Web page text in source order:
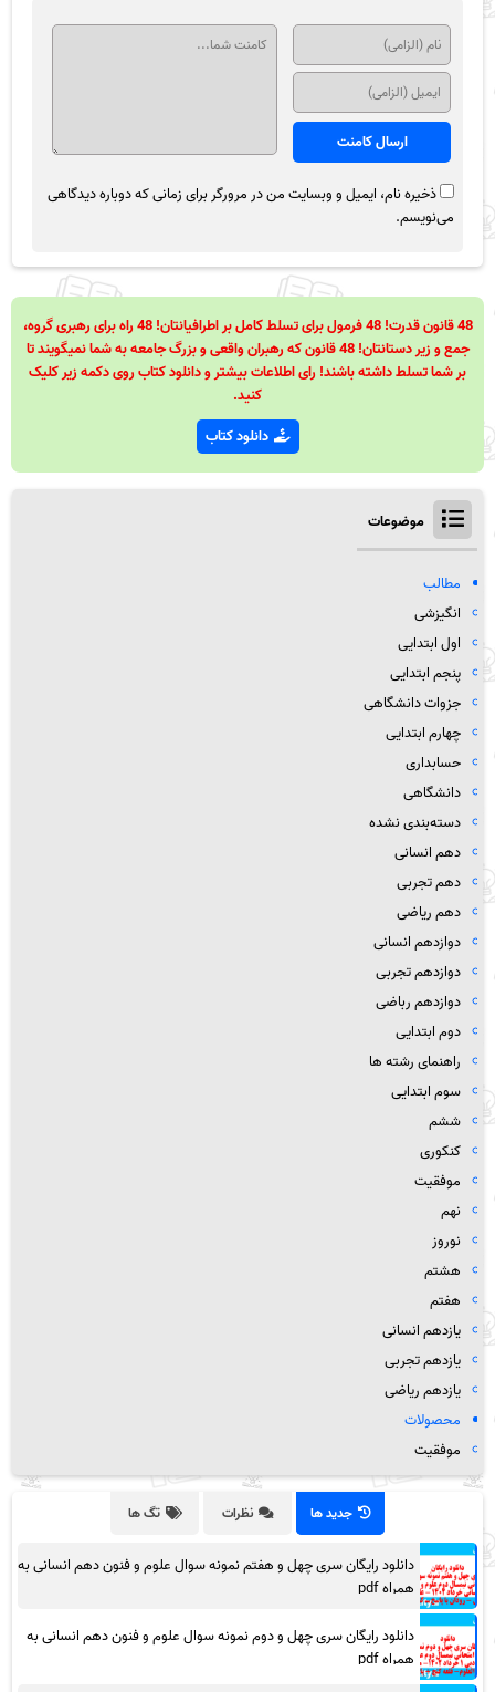
ذخیره نام، ایمیل و وبسایت من در مرورگر برای زمانی که دوباره دیدگاهی
می‌نویسم.
48 قانون قدرت! 48 فرمول برای تسلط کامل بر اطرافیانتان! 48 راه برای رهبری گروه،
جمع و زیر دستانتان! 48 قانون که رهبران واقعی و بزرگ جامعه به شما نمیگویند تا
بر شما تسلط داشته باشند! رای اطلاعات بیشتر و دانلود کتاب روی دکمه زیر کلیک
کنید.
دانلود کتاب
موضوعات
مطالب
انگیزشی
اول ابتدایی
پنجم ابتدایی
جزوات دانشگاهی
چهارم ابتدایی
حسابداری
دانشگاهی
دسته‌بندی نشده
دهم انسانی
دهم تجربی
دهم ریاضی
دوازدهم انسانی
دوازدهم تجربی
دوازدهم رباضی
دوم ابتدایی
راهنمای رشته ها
سوم ابتدایی
ششم
کنکوری
موفقیت
نهم
نوروز
هشتم
هفتم
یازدهم انسانی
یازدهم تجربی
یازدهم ریاضی
محصولات
موفقیت
جدید ها نظرات تگ ها
دانلود رایگان سری چهل و هفتم نمونه سوال علوم و فنون دهم انسانی به
همراه pdf
دانلود رایگان سری چهل و دوم نمونه سوال علوم و فنون دهم انسانی به
همراه pdf